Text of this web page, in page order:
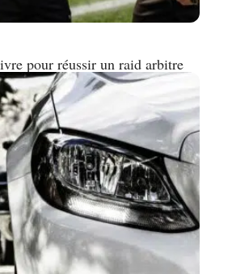
pour réussir un raid arbitre